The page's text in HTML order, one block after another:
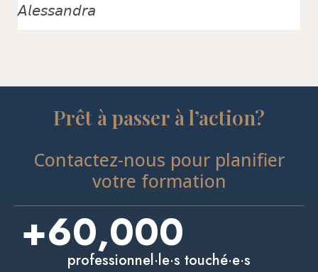
𝘈𝘭𝘦𝘴𝘴𝘢𝘯𝘥𝘳𝘢
Prêt à passer à l’action?
Contactez-nous pour planifier
votre formation
+60,000
professionnel·le·s touché·e·s